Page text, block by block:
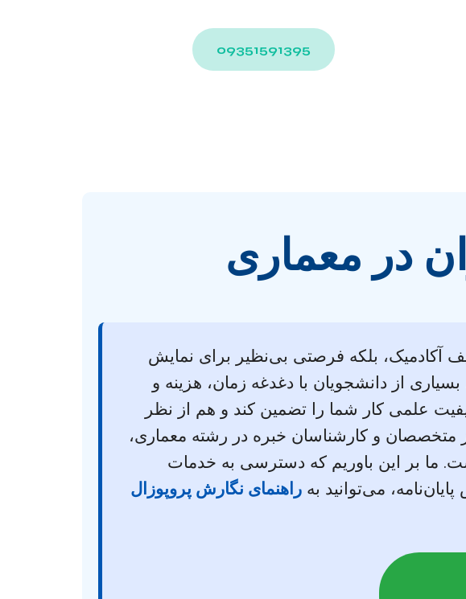
09351591395
در معماری
آکادمیک، بلکه فرصتی بی‌نظیر برای نمایش
از دانشجویان با دغدغه زمان، هزینه و
علمی کار شما را تضمین کند و هم از نظر
متخصصان و کارشناسان خبره در رشته معماری،
ما بر این باوریم که دسترسی به خدمات
می‌توانید به راهنمای نگارش پروپوزال